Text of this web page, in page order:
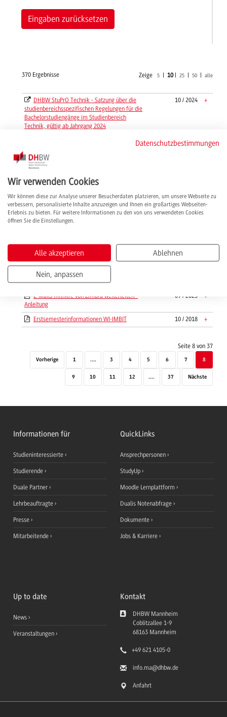
Eingaben zurücksetzen
370 Ergebnisse Zeige 5| 10| 25| 50| alle
DHBW StuPrO Technik - Satzung über die
studienbereichsspezifischen Regelungen für die
Bachelorstudiengänge im Studienbereich
Technik, gültig ab Jahrgang 2024
10 / 2024 +
DHBW StuPrO Wirtschaft - Satzung über die
Bachelorstudiengänge im Studienbereich
Wirtschaft, gültig ab Jahrgang 2024
07 / 2025 +
Dokumente zum Bachelorstudium
Duale Partner - Antrag auf Zulassung an der
DHBW Mannheim
05 / 2026 +
Duale Partner - Ausbildungsverbund Technik
Duale Partner - Eignungsvoraussetzungen 08 / 2019 +
Durchlaufplan Praxisphasen BWL-Spedition,
Transport und Logistik
01 / 2026
E-Mail-Weiterleitung mit Spamfilter
E-Mails mithilfe von Zimbra weiterleiten -
Anleitung
09 / 2023 +
Erstsemesterinformationen WI-IMBIT 10 / 2018 +
Seite 8 von 37
Vorherige 1 .... 3 4 5 6 7 8
9 10 11 12 .... 37 Nächste
Informationen für
Studieninteressierte
Studierende
Duale Partner
Lehrbeauftragte
Presse
Mitarbeitende
QuickLinks
Ansprechpersonen
StudyUp
Moodle Lernplattform
Dualis Notenabfrage
Dokumente
Jobs & Karriere
Up to date
News
Veranstaltungen
Kontakt
DHBW Mannheim
Coblitzallee 1-9
68163 Mannheim
+49 621 4105-0
info.ma@dhbw.de
Anfahrt
Datenschutzbestimmungen
Wir verwenden Cookies
Wir können diese zur Analyse unserer Besucherdaten platzieren, um unsere Webseite zu
verbessern, personalisierte Inhalte anzuzeigen und Ihnen ein großartiges Webseiten-
Erlebnis zu bieten. Für weitere Informationen zu den von uns verwendeten Cookies
öffnen Sie die Einstellungen.
Alle akzeptieren Ablehnen
Nein, anpassen